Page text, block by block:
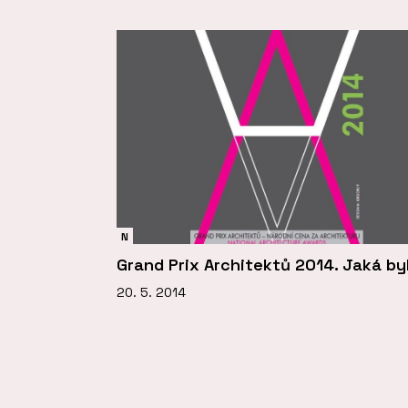
N
Grand Prix Architektů 2014. Jaká
20. 5. 2014